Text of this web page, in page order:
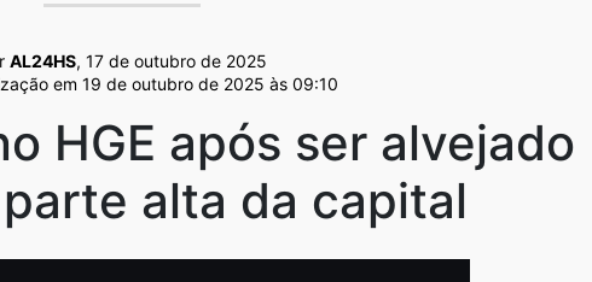
AL24HS, 17 de outubro de 2025
em 19 de outubro de 2025 às 09:10
HGE após ser alvejado
alta da capital